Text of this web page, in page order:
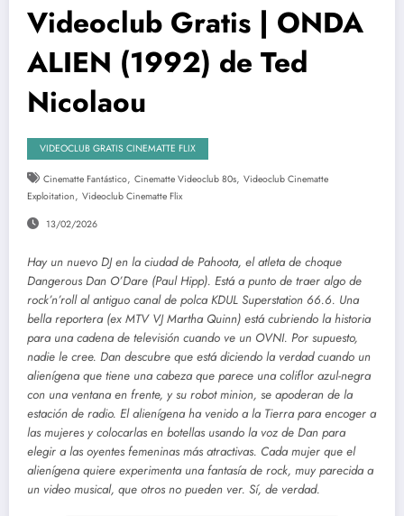
Videoclub Gratis | ONDA
ALIEN (1992) de Ted
Nicolaou
VIDEOCLUB GRATIS CINEMATTE FLIX
Cinematte Fantástico, Cinematte Videoclub 80s, Videoclub Cinematte
Exploitation, Videoclub Cinematte Flix
13/02/2026
Hay un nuevo DJ en la ciudad de Pahoota, el atleta de choque
Dangerous Dan O’Dare (Paul Hipp). Está a punto de traer algo de
rock’n’roll al antiguo canal de polca KDUL Superstation 66.6. Una
bella reportera (ex MTV VJ Martha Quinn) está cubriendo la historia
para una cadena de televisión cuando ve un OVNI. Por supuesto,
nadie le cree. Dan descubre que está diciendo la verdad cuando un
alienígena que tiene una cabeza que parece una coliflor azul-negra
con una ventana en frente, y su robot minion, se apoderan de la
estación de radio. El alienígena ha venido a la Tierra para encoger a
las mujeres y colocarlas en botellas usando la voz de Dan para
elegir a las oyentes femeninas más atractivas. Cada mujer que el
alienígena quiere experimenta una fantasía de rock, muy parecida a
un video musical, que otros no pueden ver. Sí, de verdad.